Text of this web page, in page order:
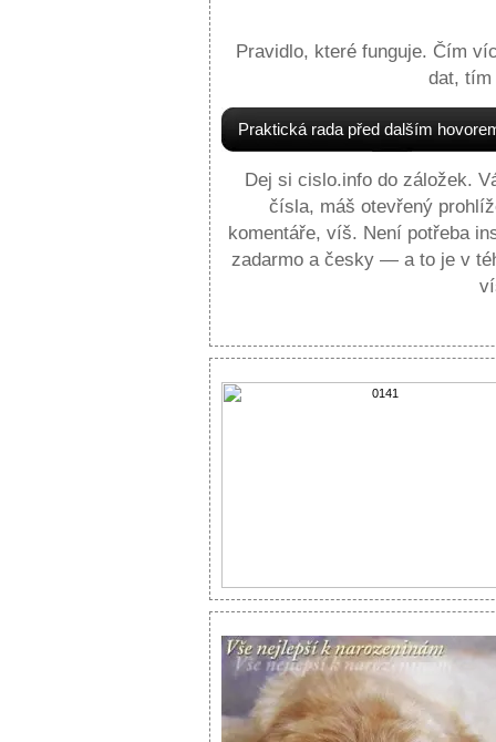
Pravidlo, které funguje. Čím
dat, tím
Praktická rada před dalším
Dej si cislo.info do záložek.
čísla, máš otevřený
komentáře, víš. Není potřeba
zadarmo a česky — a to je v